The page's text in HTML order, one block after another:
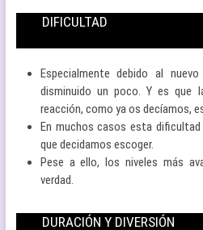
DIFICULTAD
Especialmente debido al
disminuido un poco. Y es que
reacción, como ya os decíamos,
En muchos casos esta
que decidamos escoger.
Pese a ello, los niveles más
verdad.
DURACIÓN Y DIVERSIÓN